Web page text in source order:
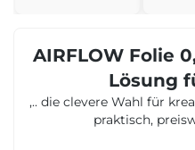
AIRFLOW Folie
Lösung
,.. die clevere Wahl für
praktisch,